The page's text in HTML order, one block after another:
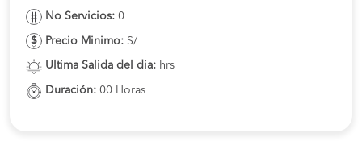
No Servicios: 0
Precio Minimo: S/
Ultima Salida del dia: hrs
Duración: 00 Horas